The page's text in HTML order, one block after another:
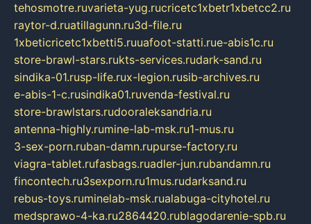
tehosmotre.ruvarieta-yug.rucricetc1xbetr1xbetcc2.ru
raytor-d.ruatillagunn.ru3d-file.ru
1xbeticricetc1xbetti5.ruuafoot-statti.rue-abis1c.ru
store-brawl-stars.rukts-services.rudark-sand.ru
sindika-01.rusp-life.rux-legion.rusib-archives.ru
e-abis-1-c.rusindika01.ruvenda-festival.ru
store-brawlstars.rudooraleksandria.ru
antenna-highly.rumine-lab-msk.ru1-mus.ru
3-sex-porn.ruban-damn.rupurse-factory.ru
viagra-tablet.rufasbags.ruadler-jun.rubandamn.ru
fincontech.ru3sexporn.ru1mus.rudarksand.ru
rebus-toys.ruminelab-msk.rualabuga-cityhotel.ru
medsprawo-4-ka.ru2864420.rublagodarenie-spb.ru